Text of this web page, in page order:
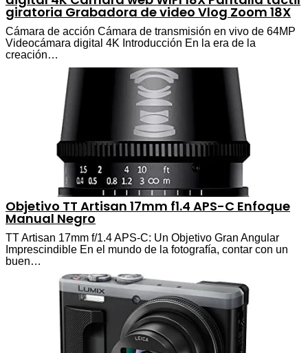
giratoria Grabadora de video Vlog Zoom 18X
Cámara de acción Cámara de transmisión en vivo de 64MP
Videocámara digital 4K Introducción En la era de la
creación…
Objetivo TT Artisan 17mm f1.4 APS-C Enfoque
Manual Negro
TT Artisan 17mm f/1.4 APS-C: Un Objetivo Gran Angular
Imprescindible En el mundo de la fotografía, contar con un
buen…